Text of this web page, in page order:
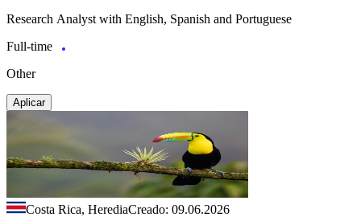
Research Analyst with English, Spanish and Portuguese
Full-time
Other
Aplicar
Costa Rica, HerediaCreado: 09.06.2026